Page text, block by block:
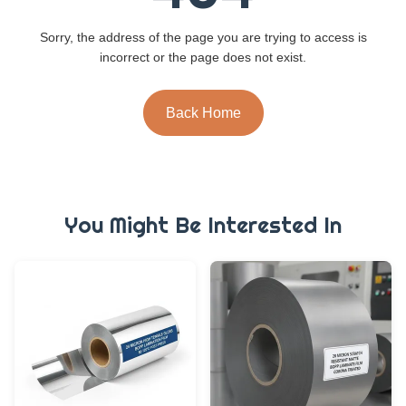
Sorry, the address of the page you are trying to access is
incorrect or the page does not exist.
Back Home
You Might Be Interested In